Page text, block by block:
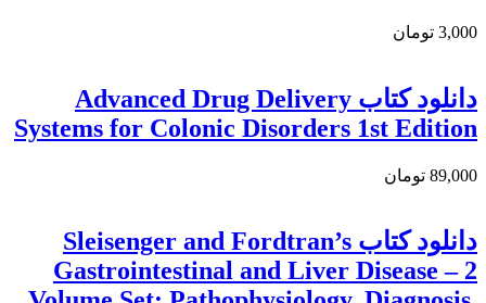
3,000 تومان
دانلود کتاب Advanced Drug Delivery
Systems for Colonic Disorders 1st Edition
89,000 تومان
دانلود کتاب Sleisenger and Fordtran’s
Gastrointestinal and Liver Disease – 2